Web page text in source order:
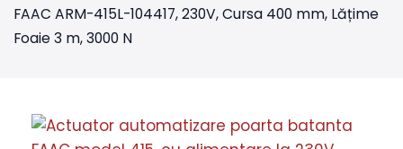
FAAC ARM-415L-104417, 230V, Cursa 400 mm, Lățime
Foaie 3 m, 3000 N